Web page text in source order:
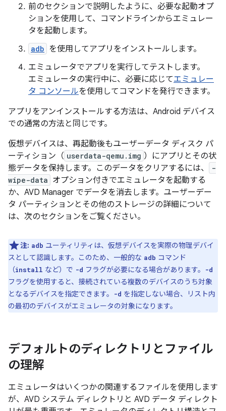
前のセクションで説明したように、必要な起動オプ
ションを使用して、コマンドラインからエミュレー
タを起動します。
adb を使用してアプリをインストールします。
エミュレータでアプリを実行してテストします。
エミュレータの実行中に、必要に応じてエミュレー
タ コンソールを使用してコマンドを発行できます。
アプリをアンインストールする方法は、Android デバイス
での通常の方法と同じです。
仮想デバイスは、再起動後もユーザーデータ ディスク パ
ーティション（ userdata-qemu.img ）にアプリとその状
態データを保持します。このデータをクリアするには、
-
wipe-data オプション付きでエミュレータを起動する
か、AVD Manager でデータを消去します。ユーザーデー
タ パーティションとその他のストレージの詳細について
は、次のセクションをご覧ください。
注: adb ユーティリティは、仮想デバイスを実際の物理デバイ
スとして認識します。このため、一般的な adb コマンド
（install など）で -d フラグが必要になる場合があります。 -d
フラグを使用すると、接続されている複数のデバイスのうち対象
となるデバイスを指定できます。
-d を指定しない場合、リスト内
の最初のデバイスがエミュレータの対象になります。
デフォルトのディレクトリとファイル
の理解
エミュレータはいくつかの関連するファイルを使用します
が、AVD システム ディレクトリと AVD データ ディレクト